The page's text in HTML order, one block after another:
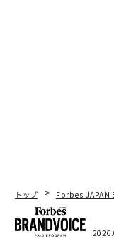
トップ Forbes